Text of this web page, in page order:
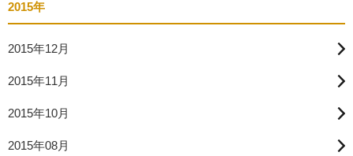
2015年
2015年12月
2015年11月
2015年10月
2015年08月